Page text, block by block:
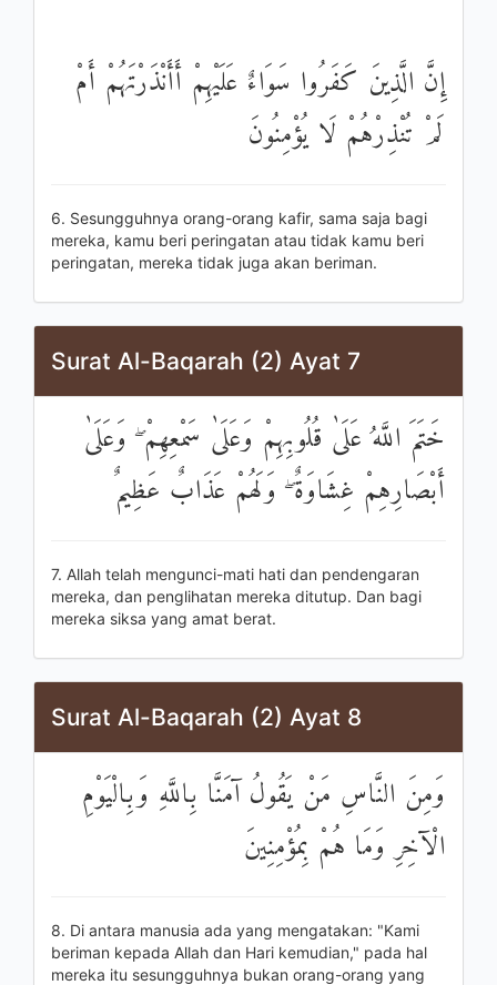
إِنَّ الَّذِينَ كَفَرُوا سَوَاءٌ عَلَيْهِمْ أَأَنْذَرْتَهُمْ أَمْ
لَمْ تُنْذِرْهُمْ لَا يُؤْمِنُونَ
6. Sesungguhnya orang-orang kafir, sama saja bagi
mereka, kamu beri peringatan atau tidak kamu beri
peringatan, mereka tidak juga akan beriman.
Surat Al-Baqarah (2) Ayat 7
خَتَمَ اللَّهُ عَلَىٰ قُلُوبِهِمْ وَعَلَىٰ سَمْعِهِمْ ۖ وَعَلَىٰ
أَبْصَارِهِمْ غِشَاوَةٌ ۖ وَلَهُمْ عَذَابٌ عَظِيمٌ
7. Allah telah mengunci-mati hati dan pendengaran
mereka, dan penglihatan mereka ditutup. Dan bagi
mereka siksa yang amat berat.
Surat Al-Baqarah (2) Ayat 8
وَمِنَ النَّاسِ مَنْ يَقُولُ آمَنَّا بِاللَّهِ وَبِالْيَوْمِ
الْآخِرِ وَمَا هُمْ بِمُؤْمِنِينَ
8. Di antara manusia ada yang mengatakan: "Kami
beriman kepada Allah dan Hari kemudian," pada hal
mereka itu sesungguhnya bukan orang-orang yang